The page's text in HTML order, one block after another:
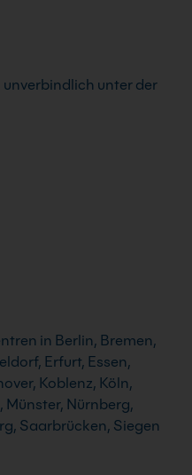
unverbindlich unter der
in Berlin, Bremen,
Erfurt, Essen,
Koblenz, Köln,
Münster, Nürnberg,
Saarbrücken, Siegen